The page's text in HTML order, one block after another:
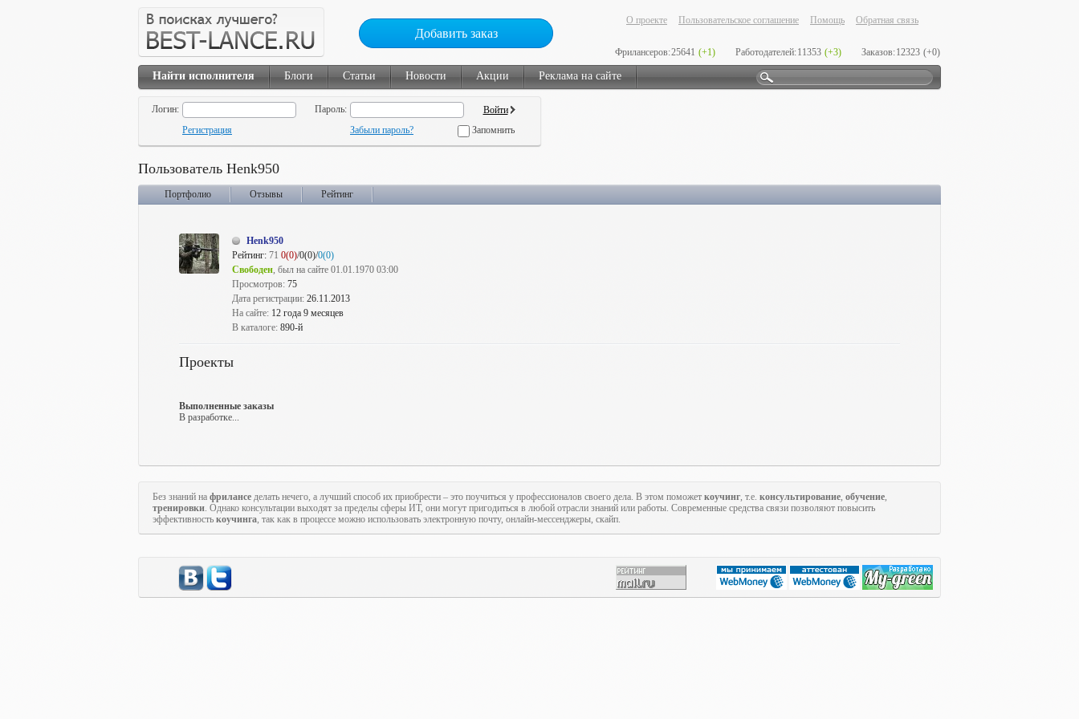
Добавить заказ
О проекте Пользовательское соглашение Помощь Обратная связь
Фрилансеров:25641 (+1) Работодателей:11353 (+3) Заказов:12323 (+0)
Найти исполнителя Блоги Статьи Новости Акции Реклама на сайте
Логин:
Пароль:
Регистрация
Забыли пароль? Запомнить
Пользователь Henk950
Портфолио Отзывы Рейтинг
Henk950
Рейтинг: 71 0(0)/0(0)/0(0)
Свободен, был на сайте 01.01.1970 03:00
Просмотров: 75
Дата регистрации: 26.11.2013
На сайте: 12 года 9 месяцев
В каталоге: 890-й
Проекты
Выполненные заказы
В разработке...
Без знаний на фрилансе делать нечего, а лучший способ их приобрести – это поучиться у профессионалов своего дела. В этом поможет коучинг, т.е. консультирование, обучение,
тренировки. Однако консультации выходят за пределы сферы ИТ, они могут пригодиться в любой отрасли знаний или работы. Современные средства связи позволяют повысить
эффективность коучинга, так как в процессе можно использовать электронную почту, онлайн-мессенджеры, скайп.